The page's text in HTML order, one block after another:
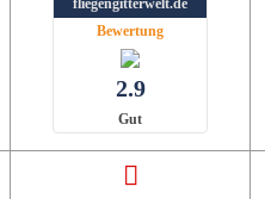
Bewertung
2.9
Gut